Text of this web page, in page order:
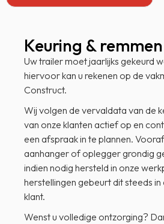
Keuring & remmen
Uw trailer moet jaarlijks gekeurd
hiervoor kan u rekenen op de
Construct.
Wij volgen de vervaldata van de
van onze klanten actief op en
een afspraak in te plannen.
aanhanger of oplegger grondig
indien nodig hersteld in onze
herstellingen gebeurt dit steeds
klant.
Wenst u volledige ontzorging?